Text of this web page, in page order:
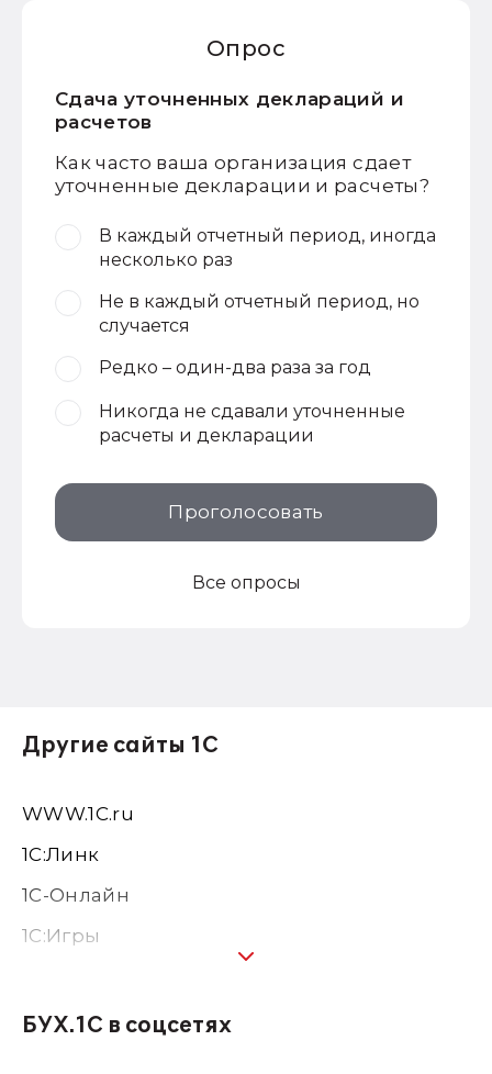
Опрос
Сдача уточненных деклараций и
расчетов
Как часто ваша организация сдает
уточненные декларации и расчеты?
В каждый отчетный период, иногда
несколько раз
Не в каждый отчетный период, но
случается
Редко – один-два раза за год
Никогда не сдавали уточненные
расчеты и декларации
Проголосовать
Все опросы
Другие сайты 1С
WWW.1С.ru
1С:Линк
1С-Онлайн
1C:Игры
1С:Консалтинг
БУХ.1С в соцсетях